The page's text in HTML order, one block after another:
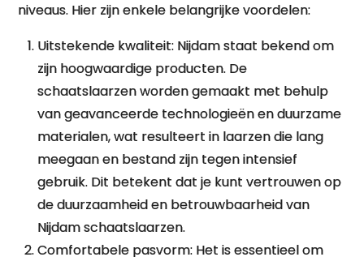
niveaus. Hier zijn enkele belangrijke voordelen:
Uitstekende kwaliteit: Nijdam staat bekend om
zijn hoogwaardige producten. De
schaatslaarzen worden gemaakt met behulp
van geavanceerde technologieën en duurzame
materialen, wat resulteert in laarzen die lang
meegaan en bestand zijn tegen intensief
gebruik. Dit betekent dat je kunt vertrouwen op
de duurzaamheid en betrouwbaarheid van
Nijdam schaatslaarzen.
Comfortabele pasvorm: Het is essentieel om